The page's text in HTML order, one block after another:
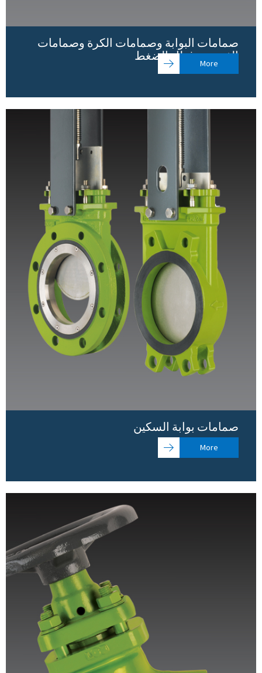
صمامات البوابة وصمامات الكرة وصمامات
الفحص - غطاء الضغط
More
صمامات بوابة السكين
More